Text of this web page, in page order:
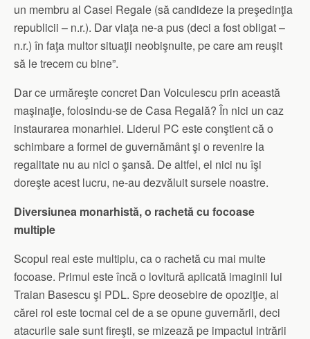
un membru al Casei Regale (să candideze la preşedinţia
republicii – n.r.). Dar viaţa ne-a pus (deci a fost obligat –
n.r.) în faţa multor situaţii neobişnuite, pe care am reuşit
să le trecem cu bine”.
Dar ce urmăreşte concret Dan Voiculescu prin această
ma­şinaţie, folosindu-se de Casa Regală? În nici un caz
instaurarea monarhiei. Liderul PC este con­ştient că o
schimbare a formei de guvernământ şi o revenire la
regalitate nu au nici o şansă. De altfel, el nici nu îşi
doreşte acest lucru, ne-au dezvăluit sursele noastre.
Diversiunea monarhistă, o rachetă cu focoase
multiple
Scopul real este multiplu, ca o rachetă cu mai multe
focoase. Primul este încă o lovitură aplicată imaginii lui
Traian Basescu şi PDL. Spre deosebire de opo­ziţie, al
cărei rol este tocmai cel de a se opune guvernării, deci
atacurile sale sunt fireşti, se mizează pe impactul intrării